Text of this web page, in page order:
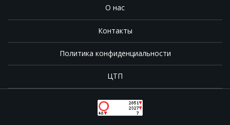
О нас
Контакты
Политика конфиденциальности
ЦТП